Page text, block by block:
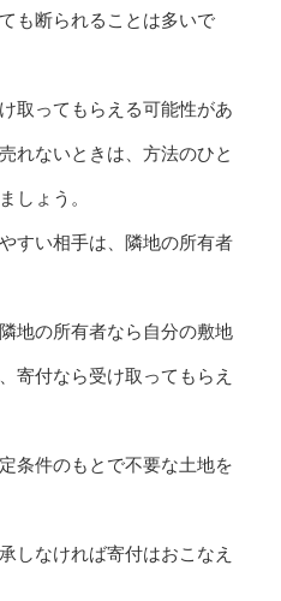
も断られることは多いで
取ってもらえる可能性があ
れないときは、方法のひと
しょう。
すい相手は、隣地の所有者
地の所有者なら自分の敷地
寄付なら受け取ってもらえ
条件のもとで不要な土地を
しなければ寄付はおこなえ